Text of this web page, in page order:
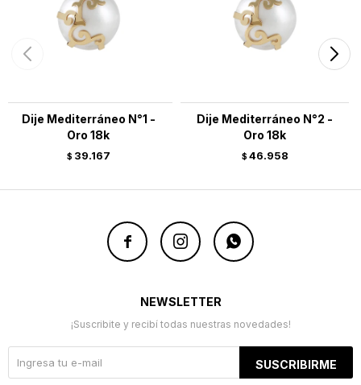
Dije Mediterráneo N°1 -
Oro 18k
$ 39.167
Dije Mediterráneo N°2 -
Oro 18k
$ 46.958
  
NEWSLETTER
¡Suscribite y recibí todas nuestras novedades!
SUSCRIBIRME